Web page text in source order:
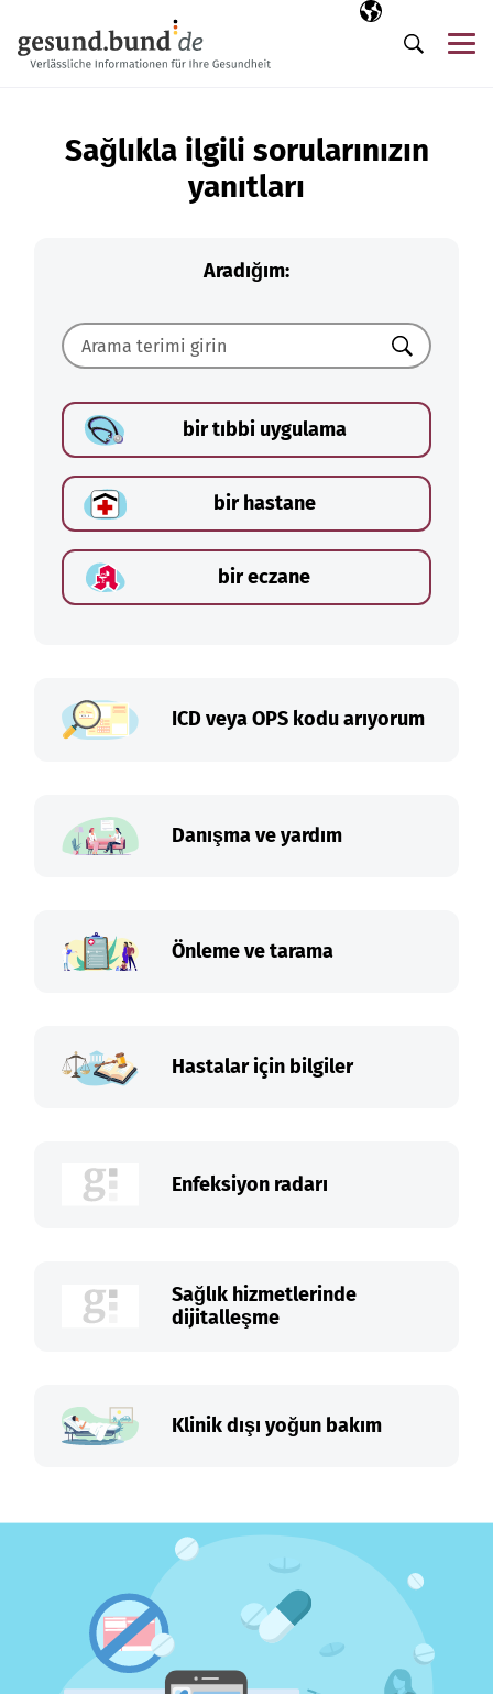
Seçili dil
TR
Arama
Sağlıkla ilgili sorularınızın
yanıtları
Aradığım:
Ara
bir tıbbi uygulama
bir hastane
bir eczane
ICD veya OPS kodu arıyorum
Danışma ve yardım
Önleme ve tarama
Hastalar için bilgiler
Enfeksiyon radarı
Sağlık hizmetlerinde
dijitalleşme
Klinik dışı yoğun bakım